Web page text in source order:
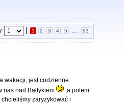
1 2 3 4 5 ... 93
wakacji, jest codzienne
nas nad Bałtykiem
,a potem
zaryzykować i